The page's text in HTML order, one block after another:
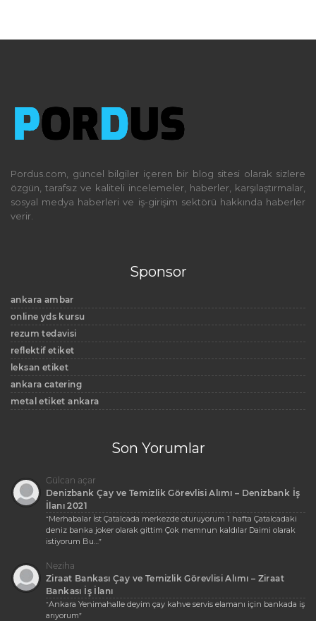
Pordus.com, güncel bilgiler içeren bir blog sitesi olarak sizlere
özgün, tarafsız ve kaliteli incelemeler, haberler, karşılaştırmalar,
sosyal medya haberleri ve iş-girişim sektörü hakkında haberler
verir.
Sponsor
ankara ambar
online yds kursu
rezum tedavisi
reflektif etiket
leksan etiket
ankara catering
metal etiket ankara
Son Yorumlar
Gülcan açar
Denizbank Çay ve Temizlik Görevlisi Alımı – Denizbank İş
İlanı 2021
“Merhabalar İst Çatalcada merkezde oturuyorum 1 hafta Çatalcadaki
deniz banka joker olarak gittim Çok memnun kaldılar Daimi olarak
istiyorum Bu…”
Neziha
Ziraat Bankası Çay ve Temizlik Görevlisi Alımı – Ziraat
Bankası İş İlanı
“Ankara Yenimahalle deyim çay kahve servis elamanı için bankada iş
arıyorum”